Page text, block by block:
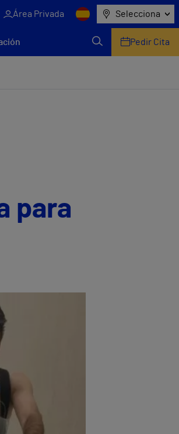
Área Privada Selecciona
Pedir Cita
para